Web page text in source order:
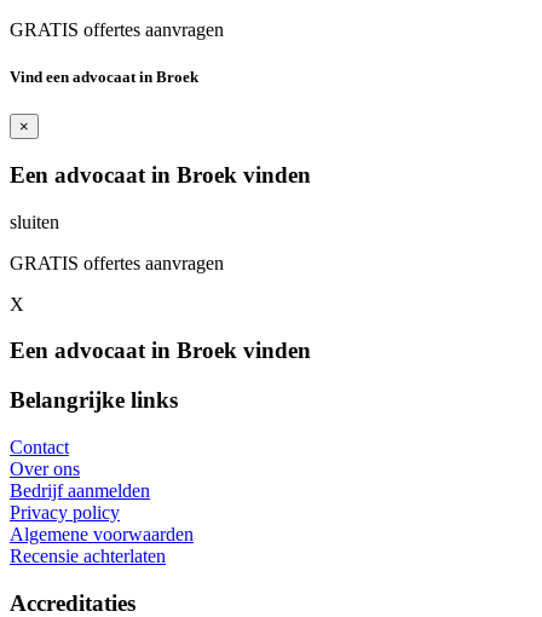
GRATIS offertes aanvragen
Vind een advocaat in Broek
×
Een advocaat in Broek vinden
sluiten
GRATIS offertes aanvragen
X
Een advocaat in Broek vinden
Belangrijke links
Contact
Over ons
Bedrijf aanmelden
Privacy policy
Algemene voorwaarden
Recensie achterlaten
Accreditaties